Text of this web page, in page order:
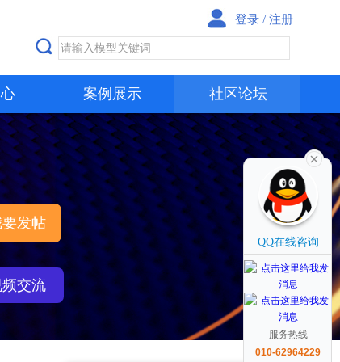
登录 / 注册
案例展示 社区论坛
发帖
交流
QQ在线咨询
服务热线
010-62964229